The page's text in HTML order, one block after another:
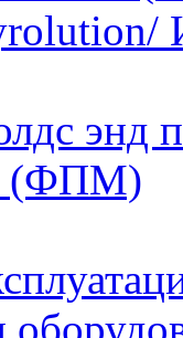
энд
(ФПМ)